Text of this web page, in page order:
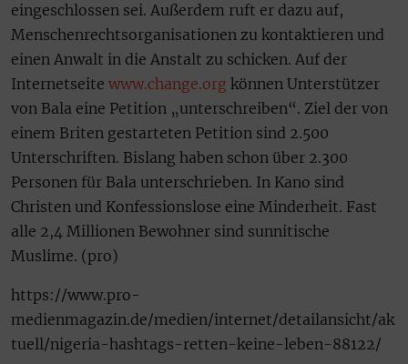
eingeschlossen sei. Außerdem ruft er dazu auf,
Menschenrechtsorganisationen zu kontaktieren und
einen Anwalt in die Anstalt zu schicken. Auf der
Internetseite www.change.org können Unterstützer
von Bala eine Petition „unterschreiben“. Ziel der von
einem Briten gestarteten Petition sind 2.500
Unterschriften. Bislang haben schon über 2.300
Personen für Bala unterschrieben. In Kano sind
Christen und Konfessionslose eine Minderheit. Fast
alle 2,4 Millionen Bewohner sind sunnitische
Muslime. (pro)
https://www.pro-
medienmagazin.de/medien/internet/detailansicht/ak
tuell/nigeria-hashtags-retten-keine-leben-88122/